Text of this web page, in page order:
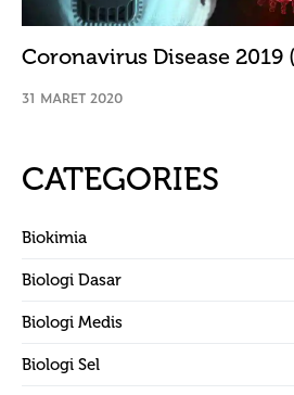
Coronavirus Disease 2019
31 MARET 2020
CATEGORIES
Biokimia
Biologi Dasar
Biologi Medis
Biologi Sel